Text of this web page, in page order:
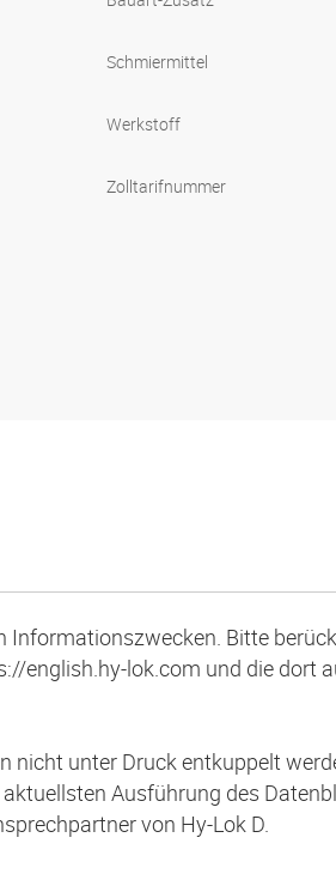
Schmiermittel
Werkstoff
Zolltarifnummer
Bitte
english.hy-lok.com und die dort
nicht unter Druck entkuppelt
Ausführung des
von Hy-Lok D.